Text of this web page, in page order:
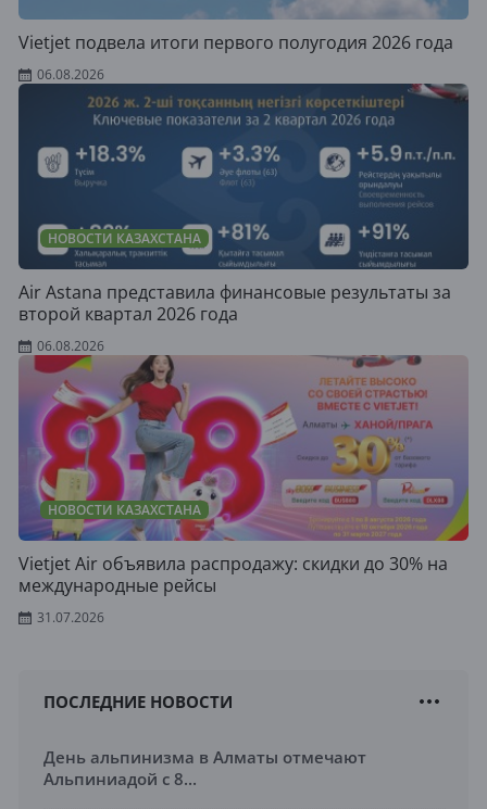
Vietjet подвела итоги первого полугодия 2026 года
06.08.2026
НОВОСТИ КАЗАХСТАНА
Air Astana представила финансовые результаты за
второй квартал 2026 года
06.08.2026
НОВОСТИ КАЗАХСТАНА
Vietjet Air объявила распродажу: скидки до 30% на
международные рейсы
31.07.2026
ПОСЛЕДНИЕ НОВОСТИ
День альпинизма в Алматы отмечают
Альпиниадой с 8...